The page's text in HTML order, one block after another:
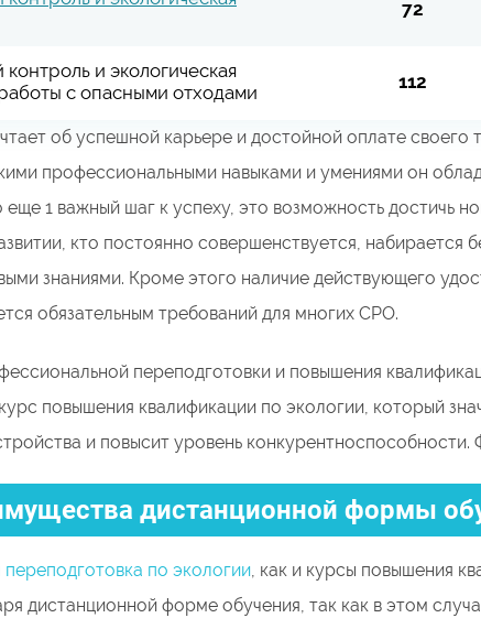
72
и экологическая
с опасными отходами
112
об успешной карьере и достойной оплате своего
профессиональными навыками и умениями он
еще 1 важный шаг к успеху, это возможность достичь
кто постоянно совершенствуется, набирается
знаниями. Кроме этого наличие действующего
обязательным требований для многих СРО.
переподготовки и повышения
повышения квалификации по экологии, который
и повысит уровень
дистанционной формы
по экологии, как и курсы повышения
дистанционной форме обучения, так как в этом